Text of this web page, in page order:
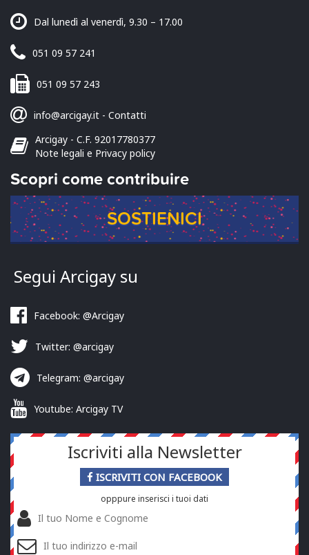
Dal lunedì al venerdì, 9.30 – 17.00
051 09 57 241
051 09 57 243
info@arcigay.it - Contatti
Arcigay - C.F. 92017780377
Note legali e Privacy policy
Scopri come contribuire
SOSTIENICI
Segui Arcigay su
Facebook: @Arcigay
Twitter: @arcigay
Telegram: @arcigay
Youtube: Arcigay TV
Iscriviti alla Newsletter
ISCRIVITI CON FACEBOOK
opppure inserisci i tuoi dati